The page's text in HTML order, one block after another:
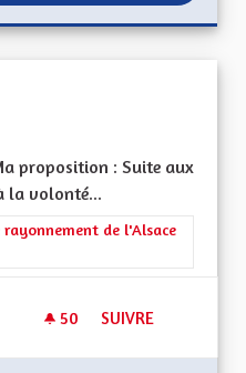
proposition : Suite aux
la volonté...
: La Culture, l'Education et
de l'Alsace
50 50 ABONNÉS
SUIVRE